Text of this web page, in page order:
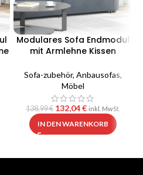
Modulares Sofa Endmodul
mit Armlehne Kissen
Sofa-zubehör, Anbausofas,
Möbel
138,99€ 132,04€ inkl. MwSt.
IN DEN WARENKORB